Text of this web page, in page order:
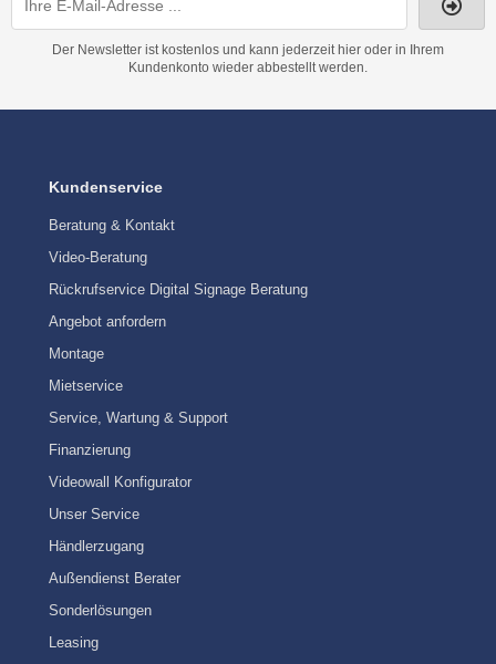
Der Newsletter ist kostenlos und kann jederzeit hier oder in Ihrem
Kundenkonto wieder abbestellt werden.
Kundenservice
Beratung & Kontakt
Video-Beratung
Rückrufservice Digital Signage Beratung
Angebot anfordern
Montage
Mietservice
Service, Wartung & Support
Finanzierung
Videowall Konfigurator
Unser Service
Händlerzugang
Außendienst Berater
Sonderlösungen
Leasing